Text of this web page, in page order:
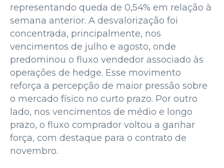
representando queda de 0,54% em relação à
semana anterior. A desvalorização foi
concentrada, principalmente, nos
vencimentos de julho e agosto, onde
predominou o fluxo vendedor associado às
operações de hedge. Esse movimento
reforça a percepção de maior pressão sobre
o mercado físico no curto prazo. Por outro
lado, nos vencimentos de médio e longo
prazo, o fluxo comprador voltou a ganhar
força, com destaque para o contrato de
novembro.